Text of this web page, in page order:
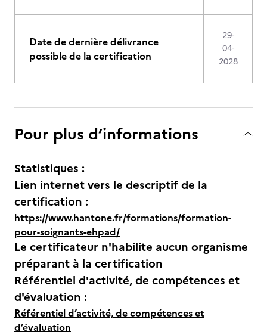
Date de dernière délivrance
possible de la certification
29-
04-
2028
Pour plus d’informations
Statistiques :
Lien internet vers le descriptif de la
certification :
https://www.hantone.fr/formations/formation-
pour-soignants-ehpad/
Le certificateur n'habilite aucun organisme
préparant à la certification
Référentiel d'activité, de compétences et
d'évaluation :
Référentiel d’activité, de compétences et
d’évaluation